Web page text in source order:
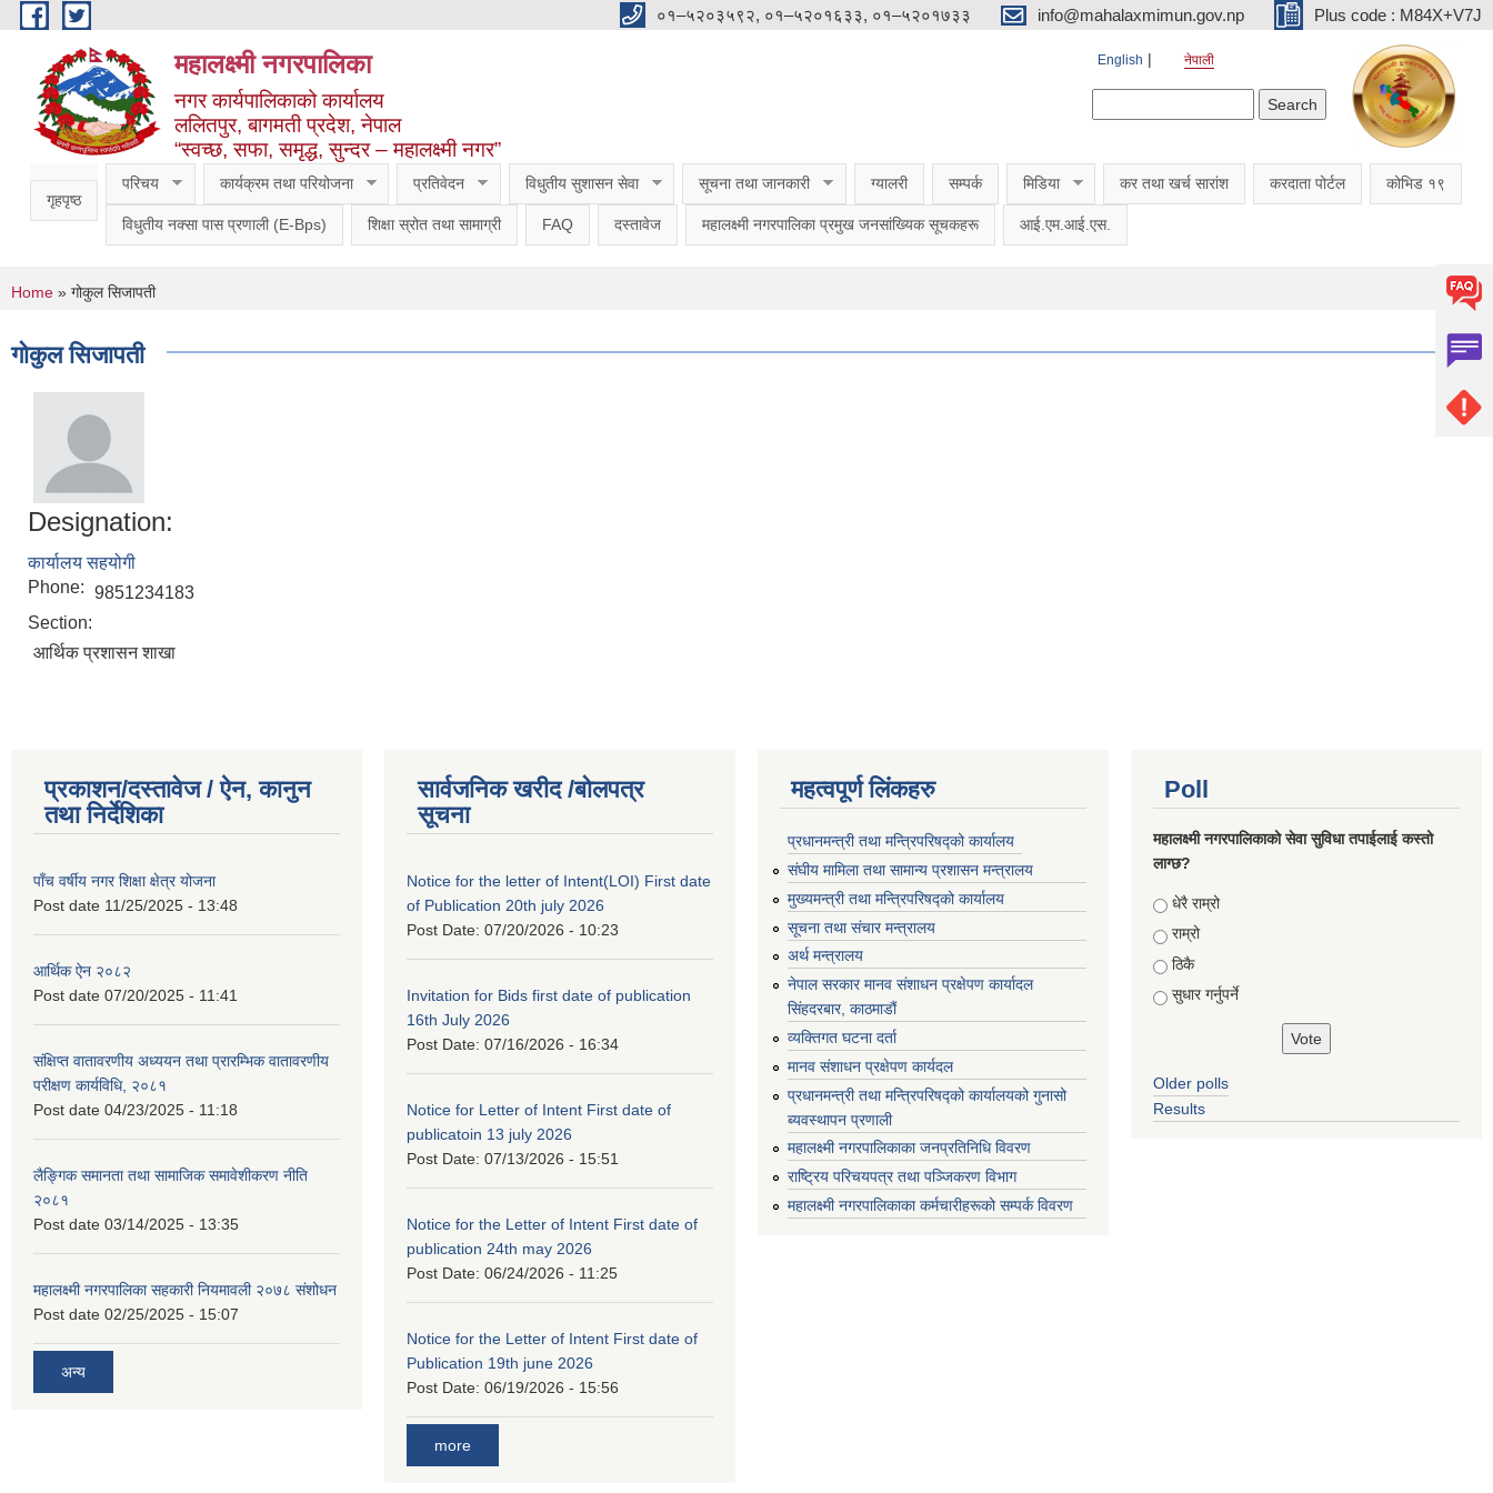
Skip to main content ०१–५२०३५९२, ०१–५२०१६३३, ०१–५२०१७३३ info@mahalaxmimun.gov.np Plus code : M84X+V7J
महालक्ष्मी नगरपालिका
नगर कार्यपालिकाको कार्यालय
ललितपुर, बागमती प्रदेश, नेपाल
“स्वच्छ, सफा, समृद्ध, सुन्दर – महालक्ष्मी नगर”
English नेपाली
गृहपृष्ठ
परिचय कार्यक्रम तथा परियोजना प्रतिवेदन विधुतीय सुशासन सेवा सूचना तथा जानकारी ग्यालरी सम्पर्क मिडिया कर तथा खर्च सारांश करदाता पोर्टल कोभिड १९
विधुतीय नक्सा पास प्रणाली (E-Bps) शिक्षा स्रोत तथा सामाग्री FAQ दस्तावेज महालक्ष्मी नगरपालिका प्रमुख जनसांख्यिक सूचकहरू आई.एम.आई.एस.
You are here
Home » गोकुल सिजापती
गोकुल सिजापती
Designation:
कार्यालय सहयोगी
Phone: 9851234183
Section:
आर्थिक प्रशासन शाखा
प्रकाशन/दस्तावेज / ऐन, कानुन
तथा निर्देशिका
पाँच वर्षीय नगर शिक्षा क्षेत्र योजना
Post date 11/25/2025 - 13:48
आर्थिक ऐन २०८२
Post date 07/20/2025 - 11:41
संक्षिप्त वातावरणीय अध्ययन तथा प्रारम्भिक वातावरणीय
परीक्षण कार्यविधि, २०८१
Post date 04/23/2025 - 11:18
लैङ्गिक समानता तथा सामाजिक समावेशीकरण नीति
२०८१
Post date 03/14/2025 - 13:35
महालक्ष्मी नगरपालिका सहकारी नियमावली २०७८ संशोधन
Post date 02/25/2025 - 15:07
अन्य
सार्वजनिक खरीद /बोलपत्र
सूचना
Notice for the letter of Intent(LOI) First date
of Publication 20th july 2026
Post Date: 07/20/2026 - 10:23
Invitation for Bids first date of publication
16th July 2026
Post Date: 07/16/2026 - 16:34
Notice for Letter of Intent First date of
publicatoin 13 july 2026
Post Date: 07/13/2026 - 15:51
Notice for the Letter of Intent First date of
publication 24th may 2026
Post Date: 06/24/2026 - 11:25
Notice for the Letter of Intent First date of
Publication 19th june 2026
Post Date: 06/19/2026 - 15:56
more
महत्वपूर्ण लिंकहरु
प्रधानमन्त्री तथा मन्त्रिपरिषद्को कार्यालय
संघीय मामिला तथा सामान्य प्रशासन मन्त्रालय
मुख्यमन्त्री तथा मन्त्रिपरिषद्को कार्यालय
सूचना तथा संचार मन्त्रालय
अर्थ मन्त्रालय
नेपाल सरकार मानव संशाधन प्रक्षेपण कार्यादल
सिंहदरबार, काठमाडौं
व्यक्तिगत घटना दर्ता
मानव संशाधन प्रक्षेपण कार्यदल
प्रधानमन्त्री तथा मन्त्रिपरिषद्को कार्यालयको गुनासो
ब्यवस्थापन प्रणाली
महालक्ष्मी नगरपालिकाका जनप्रतिनिधि विवरण
राष्ट्रिय परिचयपत्र तथा पञ्जिकरण विभाग
महालक्ष्मी नगरपालिकाका कर्मचारीहरूको सम्पर्क विवरण
Poll
महालक्ष्मी नगरपालिकाको सेवा सुविधा तपाईलाई कस्तो
लाग्छ?
Choices
धेरै राम्रो
राम्रो
ठिकै
सुधार गर्नुपर्ने
Older polls
Results